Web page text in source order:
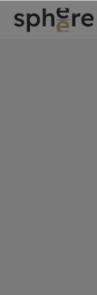
springen